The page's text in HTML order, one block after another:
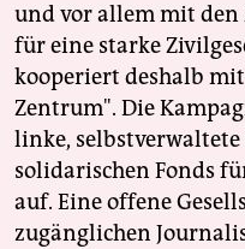
und vor allem mit den
für eine starke
kooperiert deshalb
Zentrum". Die
linke,
solidarischen Fonds
auf. Eine offene
zugänglichen